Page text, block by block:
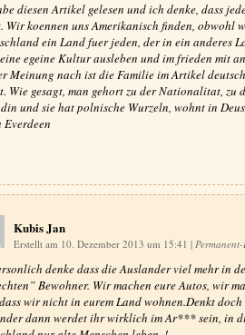
diesen Artikel gelesen und ich denke, dass
Wir koennen uns Amerikanisch finden, obwohl
ein Land fuer jeden, der in ein anderes
egeine Kultur ausleben und im frieden mit
Meinung nach ist die Familie im Artikel
Wie gesagt, man gehort zu der Nationalitat, zu
und sie hat polnische Wurzeln, wohnt in
Everdeen
Kubis Jan
Erstellt am 10. Dezember 2013 um 15:41 |
denke dass die Auslander viel mehr in
Bewohner. Wir machen eure Autos, wir
wir nicht in eurem Land wohnen.Denkt
dann werdet ihr wirklich im Ar*** sein, in